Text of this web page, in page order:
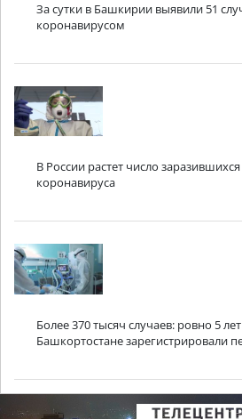
За сутки в Башкирии выявили 51
коронавирусом
В России растет число
коронавируса
Более 370 тысяч случаев: ровно 5
Башкортостане зарегистрировали